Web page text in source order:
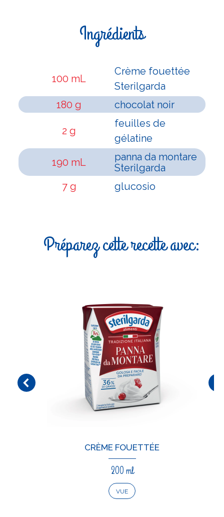
Ingrédients
100 mL
Crème fouettée
Sterilgarda
180 g
chocolat noir
2 g
feuilles de
gélatine
190 mL
panna da montare
Sterilgarda
7 g
glucosio
Préparez cette recette avec:
CRÈME FOUETTÉE
200 ml
VUE